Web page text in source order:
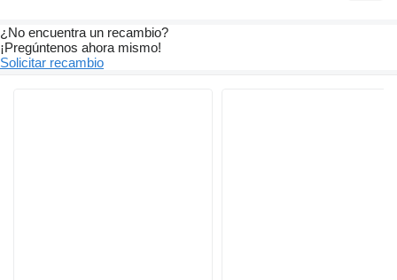
¿No encuentra un recambio?
¡Pregúntenos ahora mismo!
Solicitar recambio